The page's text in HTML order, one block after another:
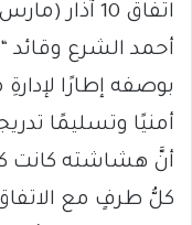
اتفاقَ 10
أحمد الشرع
بوصفه إطارًا
أمنيًا وتسليمًا
أنَّ هشاشته كانت
كلُّ طرفٍ مع